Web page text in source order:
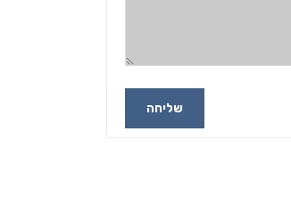
שליחה